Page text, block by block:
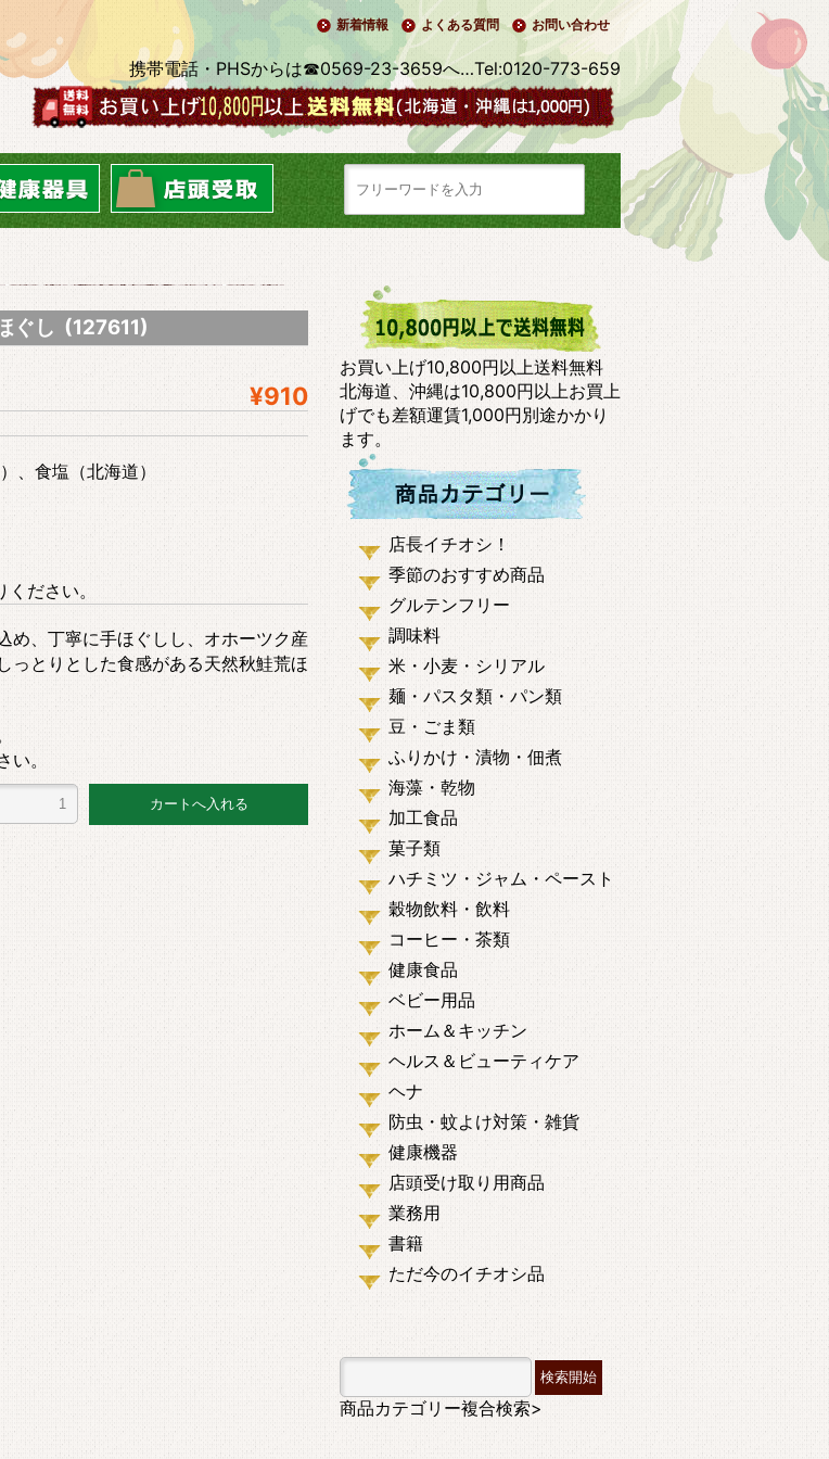
新着情報 よくある質問 お問い合わせ
携帯電話・PHSからは☎0569-23-3659へ…Tel:0120-773-659
ぐし (127611)
¥910
、食塩（北海道）
ださい。
め、丁寧に手ほぐしし、オホーツク産
っとりとした食感がある天然秋鮭荒ほ
。
お買い上げ10,800円以上送料無料
北海道、沖縄は10,800円以上お買上
げでも差額運賃1,000円別途かかり
ます。
店長イチオシ！
季節のおすすめ商品
グルテンフリー
調味料
米・小麦・シリアル
麺・パスタ類・パン類
豆・ごま類
ふりかけ・漬物・佃煮
海藻・乾物
加工食品
菓子類
ハチミツ・ジャム・ペースト
穀物飲料・飲料
コーヒー・茶類
健康食品
ベビー用品
ホーム＆キッチン
ヘルス＆ビューティケア
ヘナ
防虫・蚊よけ対策・雑貨
健康機器
店頭受け取り用商品
業務用
書籍
ただ今のイチオシ品
商品カテゴリー複合検索>